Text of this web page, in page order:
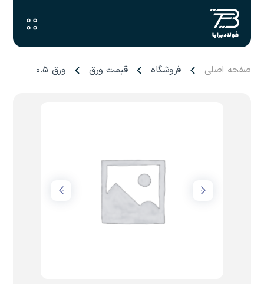
صفحه اصلی فروشگاه قیمت ورق ورق ۰.۵ میل هفت الماس